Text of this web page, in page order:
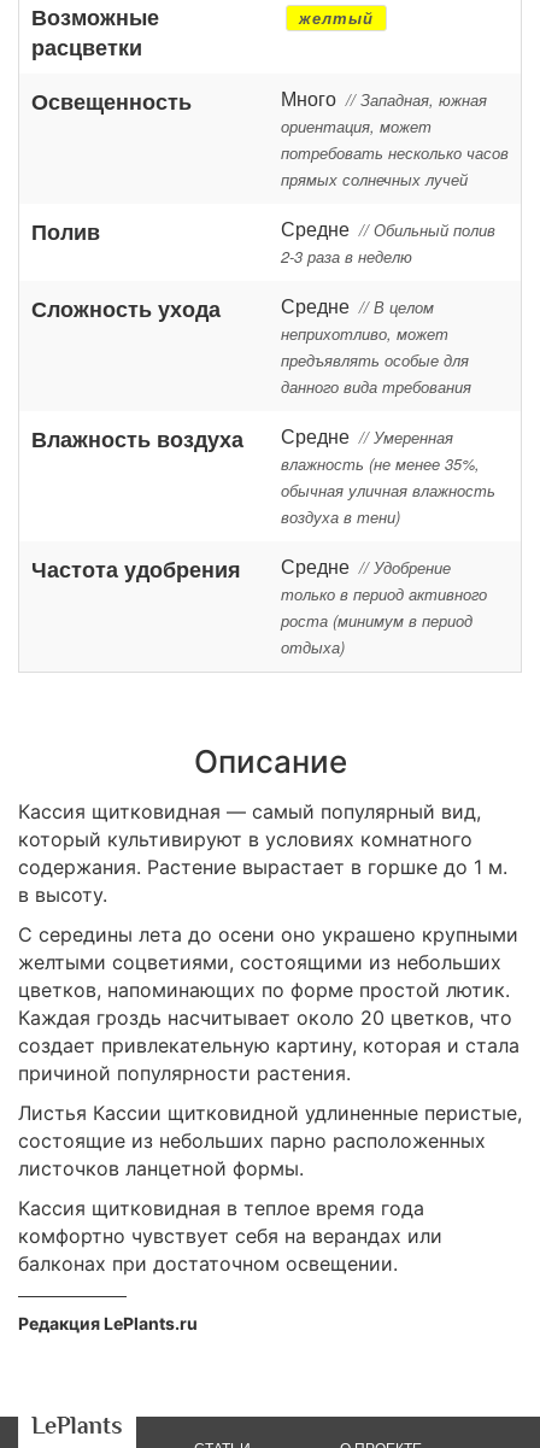
Возможные
расцветки
желтый
Освещенность Много // Западная, южная
ориентация, может
потребовать несколько часов
прямых солнечных лучей
Полив Средне // Обильный полив
2-3 раза в неделю
Сложность ухода Средне // В целом
неприхотливо, может
предъявлять особые для
данного вида требования
Влажность воздуха Средне // Умеренная
влажность (не менее 35%,
обычная уличная влажность
воздуха в тени)
Частота удобрения Средне // Удобрение
только в период активного
роста (минимум в период
отдыха)
Описание
Кассия щитковидная — самый популярный вид,
который культивируют в условиях комнатного
содержания. Растение вырастает в горшке до 1 м.
в высоту.
С середины лета до осени оно украшено крупными
желтыми соцветиями, состоящими из небольших
цветков, напоминающих по форме простой лютик.
Каждая гроздь насчитывает около 20 цветков, что
создает привлекательную картину, которая и стала
причиной популярности растения.
Листья Кассии щитковидной удлиненные перистые,
состоящие из небольших парно расположенных
листочков ланцетной формы.
Кассия щитковидная в теплое время года
комфортно чувствует себя на верандах или
балконах при достаточном освещении.
Редакция LePlants.ru